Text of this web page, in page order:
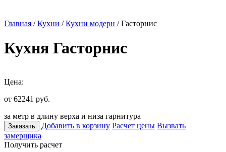
Главная /Кухни /Кухни модерн / Гасторнис
Кухня Гасторнис
Цена:
от 62241 руб.
за метр в длину верха и низа гарнитура
Заказать Добавить в корзину Расчет цены Вызвать
замерщика
Получить расчет